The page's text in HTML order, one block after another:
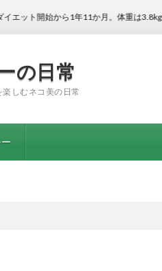
の日常
しむネコ美の日常
ット開始から1年11か月。体重は3.8kg減！